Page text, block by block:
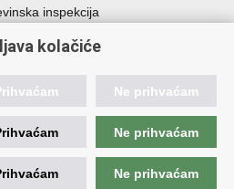
inspekcija
posredovanje nekretninama
učinkovitost
kolačiće
Ne prihvaćam
Ne prihvaćam
Ne prihvaćam